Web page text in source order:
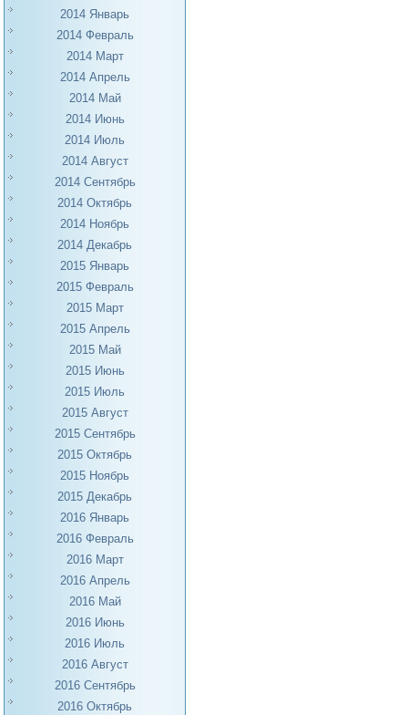
2014 Январь
2014 Февраль
2014 Март
2014 Апрель
2014 Май
2014 Июнь
2014 Июль
2014 Август
2014 Сентябрь
2014 Октябрь
2014 Ноябрь
2014 Декабрь
2015 Январь
2015 Февраль
2015 Март
2015 Апрель
2015 Май
2015 Июнь
2015 Июль
2015 Август
2015 Сентябрь
2015 Октябрь
2015 Ноябрь
2015 Декабрь
2016 Январь
2016 Февраль
2016 Март
2016 Апрель
2016 Май
2016 Июнь
2016 Июль
2016 Август
2016 Сентябрь
2016 Октябрь